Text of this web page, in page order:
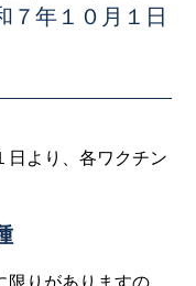
７年１０月１日
日より、各ワクチン
限りがありますの